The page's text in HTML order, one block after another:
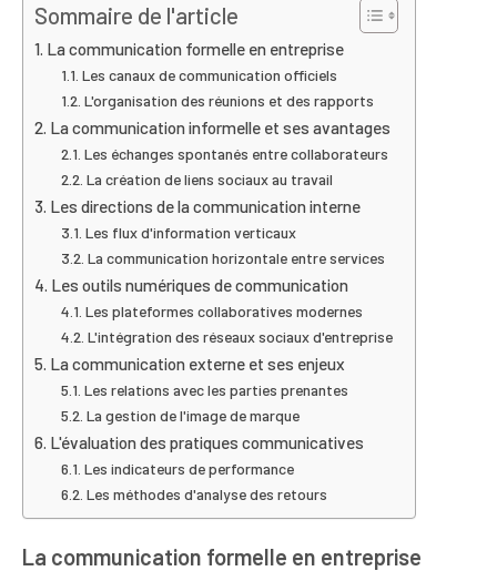
Sommaire de l'article
La communication formelle en entreprise
Les canaux de communication officiels
L'organisation des réunions et des rapports
La communication informelle et ses avantages
Les échanges spontanés entre collaborateurs
La création de liens sociaux au travail
Les directions de la communication interne
Les flux d'information verticaux
La communication horizontale entre services
Les outils numériques de communication
Les plateformes collaboratives modernes
L'intégration des réseaux sociaux d'entreprise
La communication externe et ses enjeux
Les relations avec les parties prenantes
La gestion de l'image de marque
L'évaluation des pratiques communicatives
Les indicateurs de performance
Les méthodes d'analyse des retours
La communication formelle en entreprise